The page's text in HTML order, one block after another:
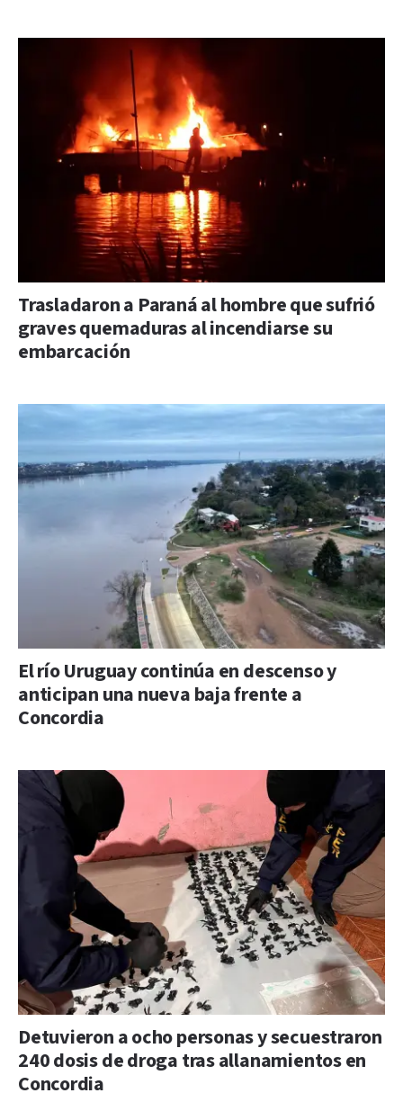
Trasladaron a Paraná al hombre que sufrió
graves quemaduras al incendiarse su
embarcación
El río Uruguay continúa en descenso y
anticipan una nueva baja frente a
Concordia
Detuvieron a ocho personas y secuestraron
240 dosis de droga tras allanamientos en
Concordia